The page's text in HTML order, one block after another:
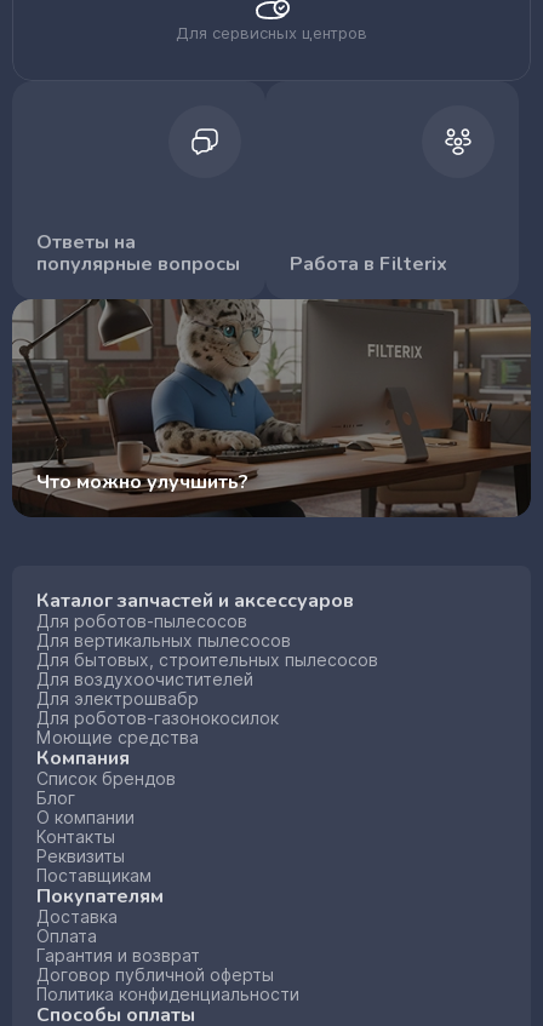
Для сервисных центров
Ответы на
популярные вопросы
Работа в Filterix
Что можно улучшить?
Каталог запчастей и аксессуаров
Для роботов-пылесосов
Для вертикальных пылесосов
Для бытовых, строительных пылесосов
Для воздухоочистителей
Для электрошвабр
Для роботов-газонокосилок
Моющие средства
Компания
Список брендов
Блог
О компании
Контакты
Реквизиты
Поставщикам
Покупателям
Доставка
Оплата
Гарантия и возврат
Договор публичной оферты
Политика конфиденциальности
Способы оплаты